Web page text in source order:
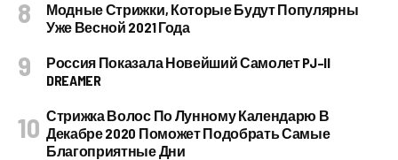
Модные Стрижки, Которые Будут Популярны
Уже Весной 2021 Года
Россия Показала Новейший Самолет PJ–II
DREAMER
Стрижка Волос По Лунному Календарю В
Декабре 2020 Поможет Подобрать Самые
Благоприятные Дни